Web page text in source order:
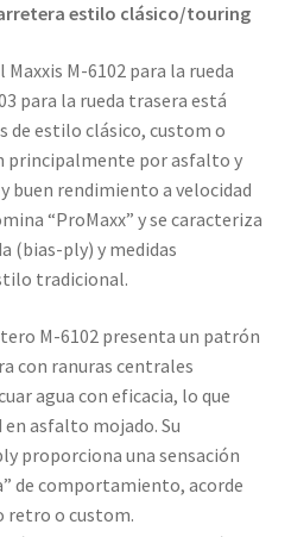
estilo clásico/touring
M-6102 para la rueda
para la rueda trasera está
de estilo clásico, custom o
principalmente por asfalto y
buen rendimiento a velocidad
“ProMaxx” y se caracteriza
(bias-ply) y medidas
tradicional.
M-6102 presenta un patrón
con ranuras centrales
agua con eficacia, lo que
asfalto mojado. Su
proporciona una sensación
de comportamiento, acorde
retro o custom.